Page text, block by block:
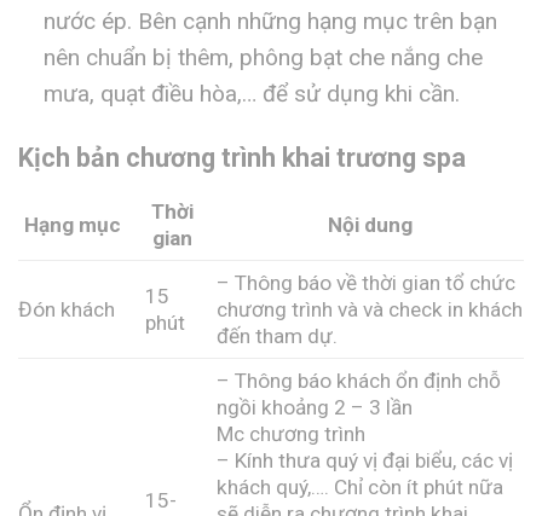
nước ép. Bên cạnh những hạng mục trên bạn
nên chuẩn bị thêm, phông bạt che nắng che
mưa, quạt điều hòa,… để sử dụng khi cần.
Kịch bản chương trình khai trương spa
Hạng mục
Thời
gian
Nội dung
Đón khách
15
phút
– Thông báo về thời gian tổ chức
chương trình và và check in khách
đến tham dự.
15-
– Thông báo khách ổn định chỗ
ngồi khoảng 2 – 3 lần
Mc chương trình
– Kính thưa quý vị đại biểu, các vị
khách quý,…. Chỉ còn ít phút nữa